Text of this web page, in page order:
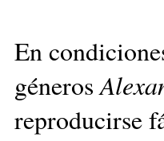
En
géneros
reproducirse